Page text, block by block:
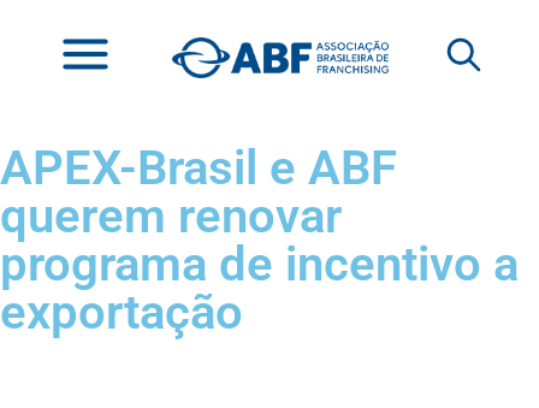
APEX-Brasil e ABF
querem renovar
programa de incentivo a
exportação